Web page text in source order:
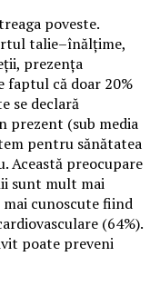
poveste.
talie–înălțime,
prezența
faptul că doar 20%
se declară
prezent (sub media
pentru sănătatea
Această preocupare
sunt mult mai
cunoscute fiind
(64%).
poate preveni